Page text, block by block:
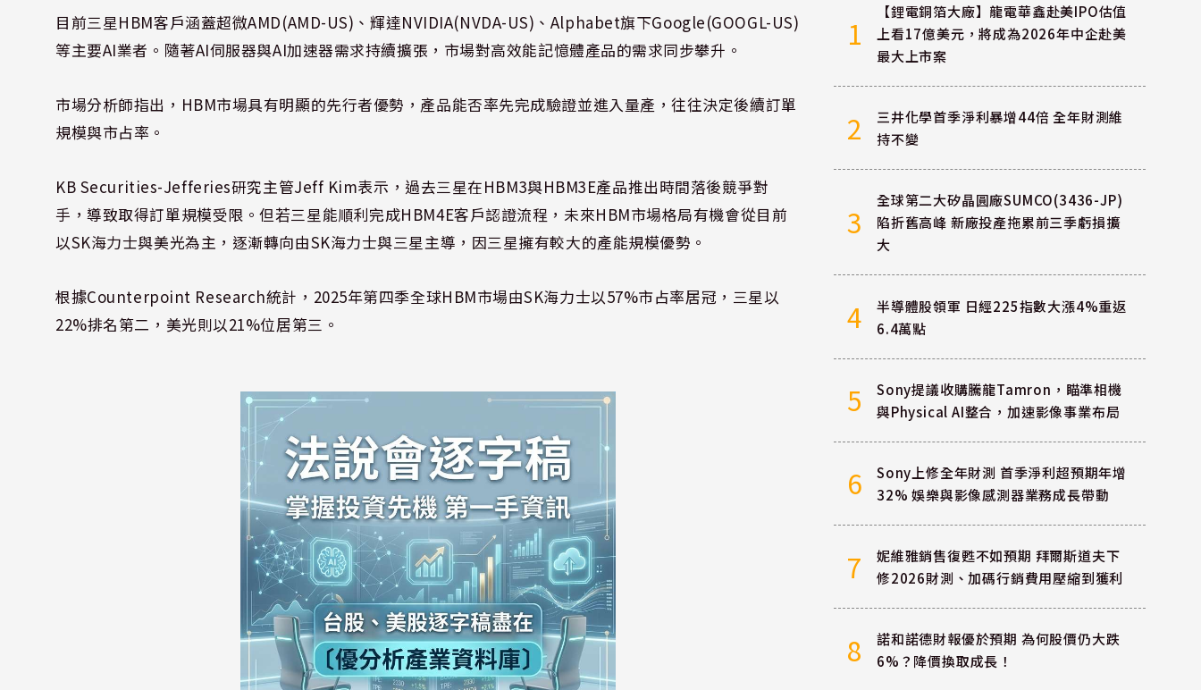
目前三星HBM客戶涵蓋超微AMD(AMD-US)、輝達NVIDIA(NVDA-US)、Alphabet旗下Google(GOOGL-US)
等主要AI業者。隨著AI伺服器與AI加速器需求持續擴張，市場對高效能記憶體產品的需求同步攀升。
市場分析師指出，HBM市場具有明顯的先行者優勢，產品能否率先完成驗證並進入量產，往往決定後續訂單
規模與市占率。
KB Securities-Jefferies研究主管Jeff Kim表示，過去三星在HBM3與HBM3E產品推出時間落後競爭對
手，導致取得訂單規模受限。但若三星能順利完成HBM4E客戶認證流程，未來HBM市場格局有機會從目前
以SK海力士與美光為主，逐漸轉向由SK海力士與三星主導，因三星擁有較大的產能規模優勢。
根據Counterpoint Research統計，2025年第四季全球HBM市場由SK海力士以57%市占率居冠，三星以
22%排名第二，美光則以21%位居第三。
1
【鋰電銅箔大廠】龍電華鑫赴美IPO估值
上看17億美元，將成為2026年中企赴美
最大上市案
2
三井化學首季淨利暴增44倍 全年財測維
持不變
3
全球第二大矽晶圓廠SUMCO(3436-JP)
陷折舊高峰 新廠投產拖累前三季虧損擴
大
4
半導體股領軍 日經225指數大漲4%重返
6.4萬點
5
Sony提議收購騰龍Tamron，瞄準相機
與Physical AI整合，加速影像事業布局
6
Sony上修全年財測 首季淨利超預期年增
32% 娛樂與影像感測器業務成長帶動
7
妮維雅銷售復甦不如預期 拜爾斯道夫下
修2026財測、加碼行銷費用壓縮到獲利
8
諾和諾德財報優於預期 為何股價仍大跌
6%？降價換取成長！